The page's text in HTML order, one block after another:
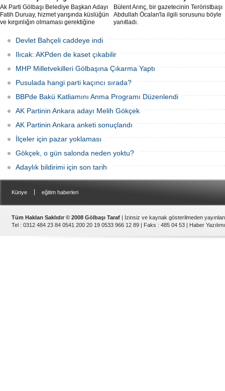
Ak Parti Gölbaşı Belediye Başkan Adayı
Fatih Duruay, hizmet yarışında küslüğün
ve kırgınlığın olmaması gerektiğine
üyesi olan dava arkadaşlarına ardından
ise diğer partilerden meclis üyeliğine
adaylığını koyan isimle
Bülent Arınç, bir gazetecinin Teröristbaşı
Abdullah Öcalan'la ilgili sorusunu böyle
yanıtladı.
Devlet Bahçeli caddeye indi
Ilıcak: AKPden de kaset çıkabilir
MHP Milletvekilleri Gölbaşına Çıkarma Yaptı
Pusulada hangi parti kaçıncı sırada?
BBPde Bakü Katliamını Anma Programı Düzenlendi
AK Partinin Ankara adayı Melih Gökçek
AK Partinin Ankara anketi sonuçlandı
İlçeler için pazar yoklaması
Gökçek, o gün salonda neden yoktu?
Adaylık bildirimi için son tarih
Künye eğitim haberleri
Tüm Hakları Saklıdır © 2008 Gölbaşı Taraf | İzinsiz ve kaynak gösterilmeden
Tel : 0312 484 23 84 0541 200 20 19 0533 966 12 89 | Faks : 485 04 53 | Haber Yazılımı